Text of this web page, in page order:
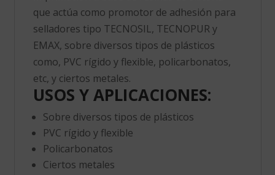
que actúa como promotor de adhesión para
selladores tipo TECNOSIL, TECNOPUR y
EMAX, sobre diversos tipos de plásticos
como, PVC rígido y flexible, policarbonatos,
etc, y ciertos metales.
USOS Y APLICACIONES:
Sobre diversos tipos de plásticos
PVC rígido y flexible
Policarbonatos
Ciertos metales